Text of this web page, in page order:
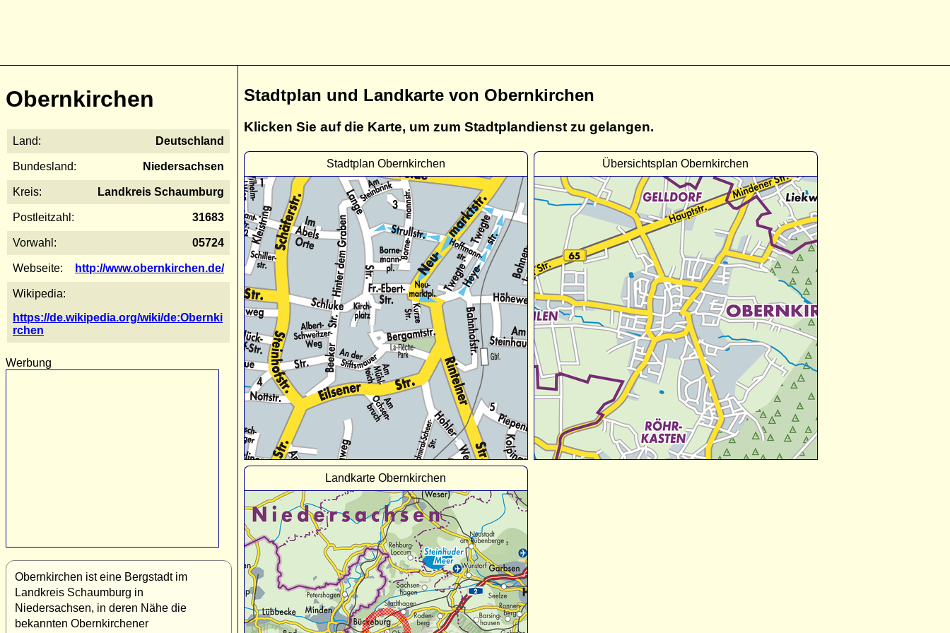
Obernkirchen
Land: Deutschland
Bundesland: Niedersachsen
Kreis: Landkreis Schaumburg
Postleitzahl: 31683
Vorwahl: 05724
Webseite: http://www.obernkirchen.de/
Wikipedia:
https://de.wikipedia.org/wiki/de:Obernki
rchen
Werbung
Obernkirchen ist eine Bergstadt im
Landkreis Schaumburg in
Niedersachsen, in deren Nähe die
bekannten Obernkirchener
Stadtplan und Landkarte von Obernkirchen
Klicken Sie auf die Karte, um zum Stadtplandienst zu gelangen.
Stadtplan Obernkirchen Übersichtsplan Obernkirchen
Landkarte Obernkirchen